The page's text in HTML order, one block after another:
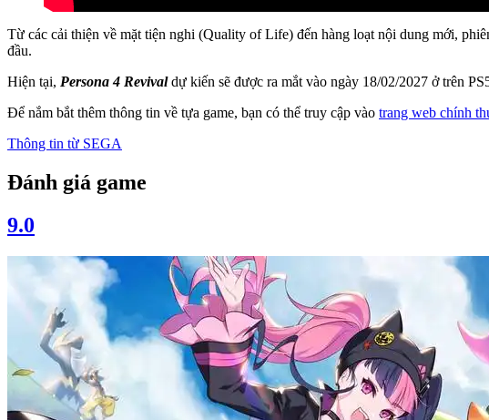
Từ các cải thiện về mặt tiện nghi (Quality of Life) đến hàng loạt nội dung mới,
đầu.
Hiện tại, Persona 4 Revivaldự kiến sẽ được ra mắt vào ngày 18/02/2027 ở trên
Để nắm bắt thêm thông tin về tựa game, bạn có thể truy cập vào trang web chính
Thông tin từ SEGA
Đánh giá game
9.0